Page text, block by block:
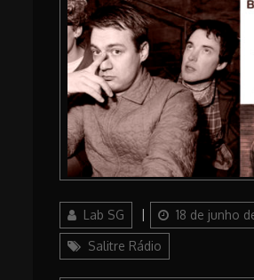
AuthorLab SG
Posted
on
18 de junho
Salitre Rádio